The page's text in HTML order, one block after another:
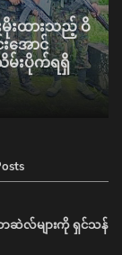
မိုးထားသည့် ဝိ
အောင်
မ်းပိုက်ရရှိ
လ်များကို ရှင်သန်